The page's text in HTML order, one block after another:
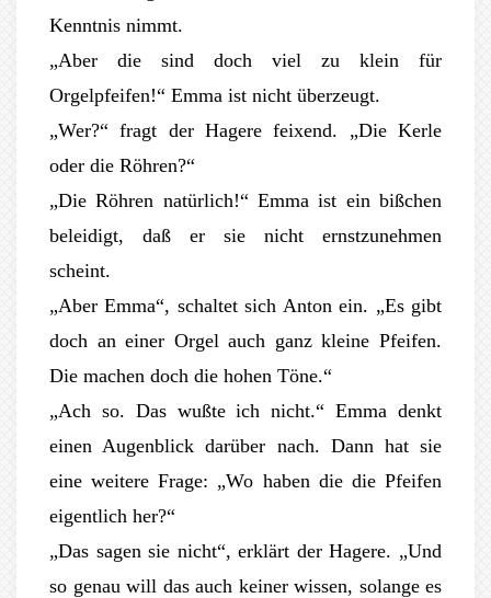
Kenntnis nimmt.
„Aber die sind doch viel zu klein für
Orgelpfeifen!“ Emma ist nicht überzeugt.
„Wer?“ fragt der Hagere feixend. „Die Kerle
oder die Röhren?“
„Die Röhren natürlich!“ Emma ist ein bißchen
beleidigt, daß er sie nicht ernstzunehmen
scheint.
„Aber Emma“, schaltet sich Anton ein. „Es gibt
doch an einer Orgel auch ganz kleine Pfeifen.
Die machen doch die hohen Töne.“
„Ach so. Das wußte ich nicht.“ Emma denkt
einen Augenblick darüber nach. Dann hat sie
eine weitere Frage: „Wo haben die die Pfeifen
eigentlich her?“
„Das sagen sie nicht“, erklärt der Hagere. „Und
so genau will das auch keiner wissen, solange es